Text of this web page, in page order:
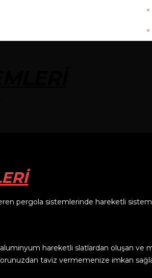
pergola sistemlerinde hareketli sistem
aluminyum hareketli slatlardan oluşan
taviz vermemenize imkan